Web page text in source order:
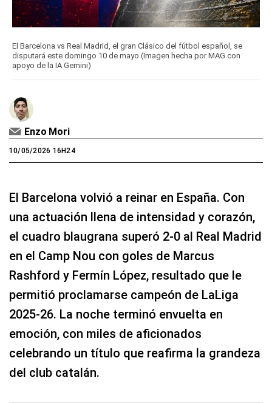
El Barcelona vs Real Madrid, el gran Clásico del fútbol español, se
disputará este domingo 10 de mayo (Imagen hecha por MAG con
apoyo de la IA Gemini)
Enzo Mori
10/05/2026 16H24
El Barcelona volvió a reinar en España. Con
una actuación llena de intensidad y corazón,
el cuadro blaugrana superó 2-0 al Real Madrid
en el Camp Nou con goles de Marcus
Rashford y Fermín López, resultado que le
permitió proclamarse campeón de LaLiga
2025-26. La noche terminó envuelta en
emoción, con miles de aficionados
celebrando un título que reafirma la grandeza
del club catalán.